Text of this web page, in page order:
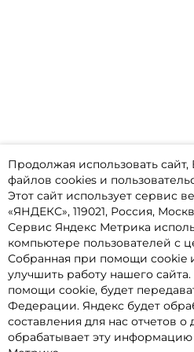
Продолжая использовать
файлов cookies и
Этот сайт использует сервис
«ЯНДЕКС», 119021, Россия,
Сервис Яндекс Метрика
компьютере пользователей с
Собранная при помощи cookie
улучшить работу нашего
помощи cookie, будет
Федерации. Яндекс будет
составления для нас отчетов
обрабатывает эту информацию
2026
и
защищены
О
Гуру